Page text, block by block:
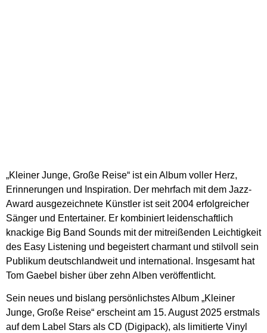
„Kleiner Junge, Große Reise“ ist ein Album voller Herz,
Erinnerungen und Inspiration. Der mehrfach mit dem Jazz-
Award ausgezeichnete Künstler ist seit 2004 erfolgreicher
Sänger und Entertainer. Er kombiniert leidenschaftlich
knackige Big Band Sounds mit der mitreißenden Leichtigkeit
des Easy Listening und begeistert charmant und stilvoll sein
Publikum deutschlandweit und international. Insgesamt hat
Tom Gaebel bisher über zehn Alben veröffentlicht.
Sein neues und bislang persönlichstes Album „Kleiner
Junge, Große Reise“ erscheint am 15. August 2025 erstmals
auf dem Label Stars als CD (Digipack), als limitierte Vinyl